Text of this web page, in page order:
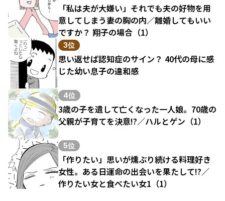
「私は夫が大嫌い」それでも夫の好物を用
意してしまう妻の胸の内／離婚してもいい
ですか？ 翔子の場合（1）
3位
思い返せば認知症のサイン？ 40代の母に感
じた幼い息子の違和感
4位
3歳の子を遺して亡くなった一人娘。70歳の
父親が子育てを決意!?／ハルとゲン（1）
5位
「作りたい」思いが燻ぶり続ける料理好き
女性。ある日運命の出会いを果たして!?／
作りたい女と食べたい女1（1）